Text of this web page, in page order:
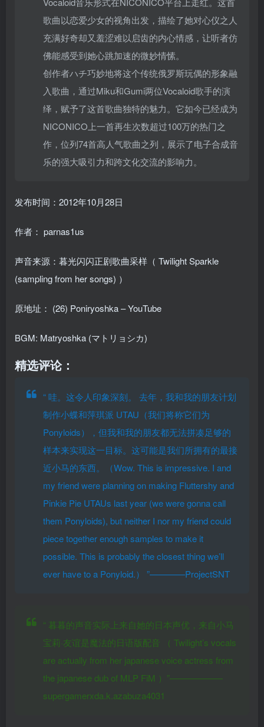
歌曲以恋爱少女的视角出发，描绘了她对心仪之人
充满好奇却又羞涩难以启齿的内心情感，让听者仿
佛能感受到她心跳加速的微妙情愫。
创作者ハチ巧妙地将这个传统俄罗斯玩偶的形象融
入歌曲，通过Miku和Gumi两位Vocaloid歌手的演
绎，赋予了这首歌曲独特的魅力。它如今已经成为
NICONICO上一首再生次数超过100万的热门之
作，位列74首高人气歌曲之列，展示了电子合成音
乐的强大吸引力和跨文化交流的影响力。
发布时间：2012年10月28日
作者： parnas1us
声音来源：暮光闪闪正剧歌曲采样（ Twilight Sparkle
(sampling from her songs) ）
原地址： (26) Poniryoshka – YouTube
BGM: Matryoshka (マトリョシカ)
精选评论：
“哇。这令人印象深刻。 去年，我和我的朋友计划
制作小蝶和萍琪派 UTAU（我们将称它们为
Ponyloids），但我和我的朋友都无法拼凑足够的
样本来实现这一目标。这可能是我们所拥有的最接
近小马的东西。（Wow. This is impressive. I and
my friend were planning on making Fluttershy and
Pinkie Pie UTAUs last year (we were gonna call
them Ponyloids), but neither I nor my friend could
piece together enough samples to make it
possible. This is probably the closest thing we’ll
ever have to a Ponyloid.） ”————ProjectSNT
“ 暮暮的声音实际上来自她的日本声优，来自小马
宝莉·友谊是魔法的日语版配音
（ Twilight’s vocals
are actually from her japanese voice actress from
the japanese dub of MLP FiM ）”——————
supergamerxda.k.azabuza4031